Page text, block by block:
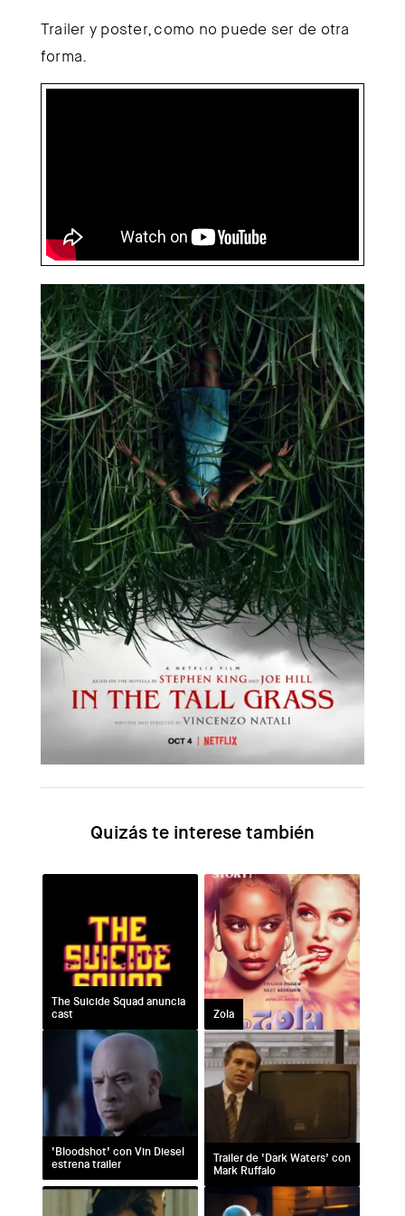
Trailer y poster, como no puede ser de otra
forma.
Quizás te interese
The Suicide Squad anuncia
cast
Zola
‘Bloodshot’ con Vin Diesel
estrena trailer
Trailer de ‘Dark Waters’ con
Mark Ruffalo